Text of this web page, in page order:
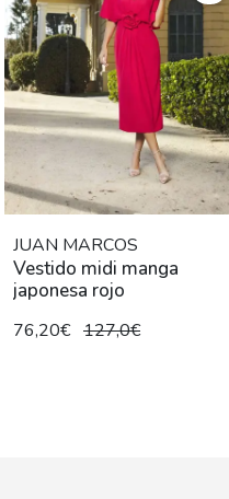
JUAN MARCOS
Vestido midi manga
japonesa rojo
76,20€ 127,0€